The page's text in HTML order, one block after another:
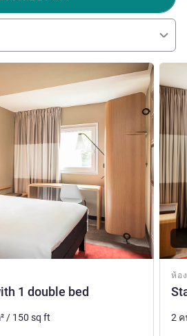
ibis Senlis hotel welcomes you.
leisure, enjoy our privileged
the A1 highway. Reach the
and Parc Astérix in just a few
ารโรงแรม
1 double bed
/ 150 sq ft
ห้อ
ดูราย
2